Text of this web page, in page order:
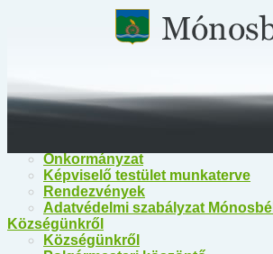
Közérdekű információk
Polgármesteri Hivatal Mónosbél
Közös Hivatal Bélapátfalva
Önkormányzat
Képviselő testület munkaterve
Rendezvények
Adatvédelmi szabályzat Mónosbél
Községünkről
Községünkről